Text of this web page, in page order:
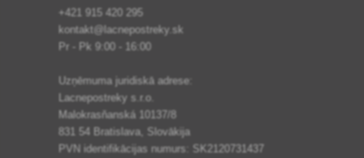
+421 915 420 295
kontakt@lacnepostreky.sk
Pr - Pk 9:00 - 16:00
Uzņēmuma juridiskā adrese:
Lacnepostreky s.r.o.
Malokrasňanská 10137/8
831 54 Bratislava, Slovākija
PVN identifikācijas numurs: SK2120731437